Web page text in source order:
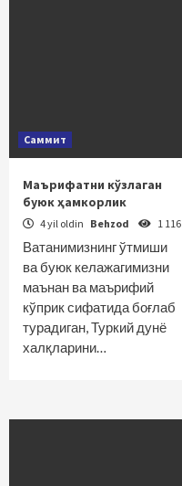
Саммит
Маърифатни кўзлаган
буюк ҳамкорлик
4 yil oldin Behzod 1 116
Ватанимизнинг ўтмиши
ва буюк келажагимизни
маънан ва маърифий
кўприк сифатида боғлаб
турадиган, Туркий дунё
халқларини…